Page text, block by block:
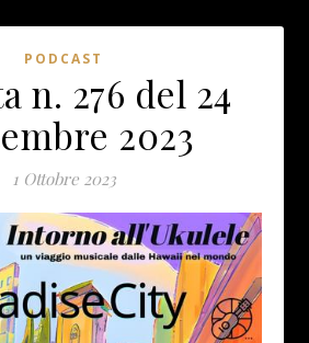
PODCAST
n. 276 del 24
2023
1 Ottobre 2023